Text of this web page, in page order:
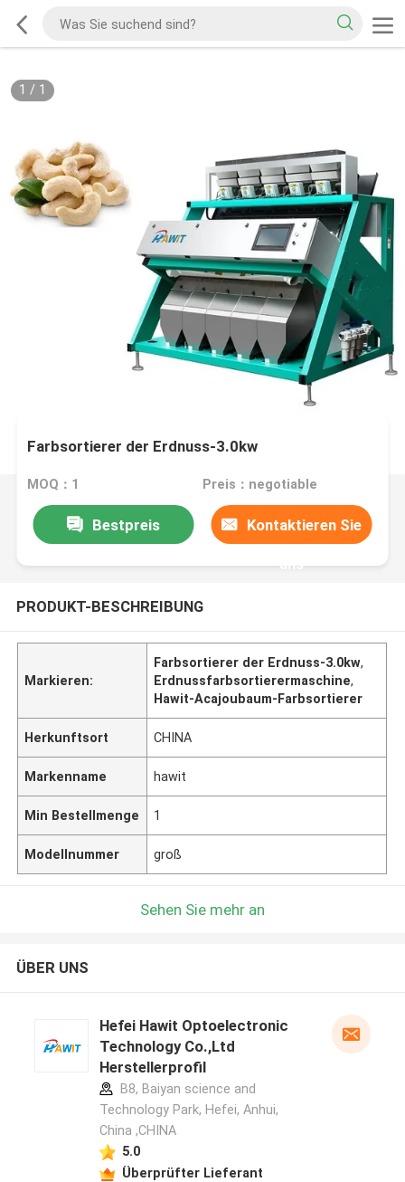
1 / 1
Farbsortierer der Erdnuss-3.0kw
MOQ：1 Preis：negotiable
Bestpreis Kontaktieren Sie
uns
PRODUKT-BESCHREIBUNG
Markieren:
Farbsortierer der Erdnuss-3.0kw,
Erdnussfarbsortierermaschine,
Hawit-Acajoubaum-Farbsortierer
Herkunftsort CHINA
Markenname hawit
Min Bestellmenge 1
Modellnummer groß
Sehen Sie mehr an
ÜBER UNS
Hefei Hawit Optoelectronic
Technology Co.,Ltd
Herstellerprofil
B8, Baiyan science and
Technology Park, Hefei, Anhui,
China ,CHINA
5.0
Überprüfter Lieferant